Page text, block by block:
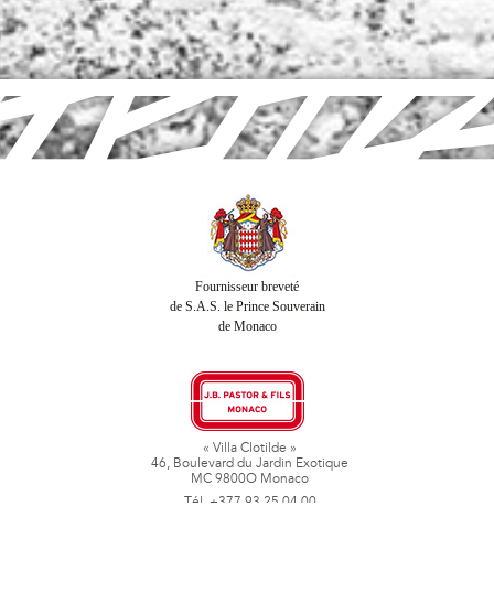
Fournisseur breveté
de S.A.S. le Prince Souverain
de Monaco
« Villa Clotilde »
46, Boulevard du Jardin Exotique
MC 9800O Monaco
Tél. +377 93 25 04 00